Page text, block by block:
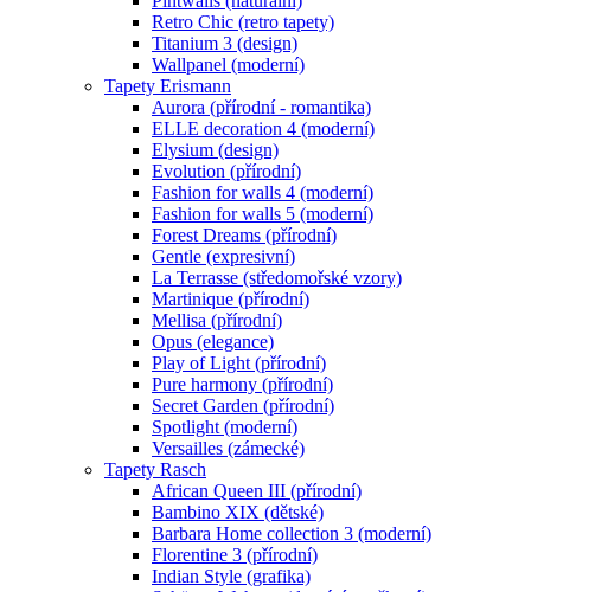
Retro Chic (retro tapety)
Titanium 3 (design)
Wallpanel (moderní)
Tapety Erismann
Aurora (přírodní - romantika)
ELLE decoration 4 (moderní)
Elysium (design)
Evolution (přírodní)
Fashion for walls 4 (moderní)
Fashion for walls 5 (moderní)
Forest Dreams (přírodní)
Gentle (expresivní)
La Terrasse (středomořské vzory)
Martinique (přírodní)
Mellisa (přírodní)
Opus (elegance)
Play of Light (přírodní)
Pure harmony (přírodní)
Secret Garden (přírodní)
Spotlight (moderní)
Versailles (zámecké)
Tapety Rasch
African Queen III (přírodní)
Bambino XIX (dětské)
Barbara Home collection 3 (moderní)
Florentine 3 (přírodní)
Indian Style (grafika)